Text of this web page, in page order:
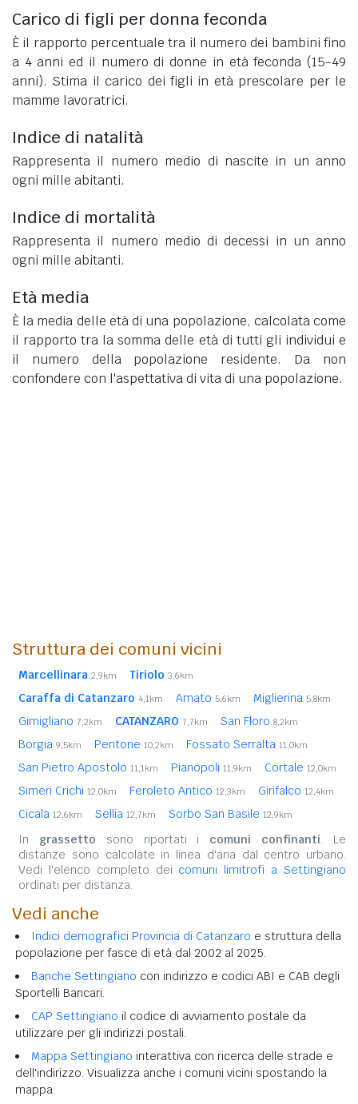
Carico di figli per donna feconda
È il rapporto percentuale tra il numero dei bambini fino
a 4 anni ed il numero di donne in età feconda (15-49
anni). Stima il carico dei figli in età prescolare per le
mamme lavoratrici.
Indice di natalità
Rappresenta il numero medio di nascite in un anno
ogni mille abitanti.
Indice di mortalità
Rappresenta il numero medio di decessi in un anno
ogni mille abitanti.
Età media
È la media delle età di una popolazione, calcolata come
il rapporto tra la somma delle età di tutti gli individui e
il numero della popolazione residente. Da non
confondere con l'aspettativa di vita di una popolazione.
Struttura dei comuni vicini
Marcellinara 2,9km Tiriolo 3,6km
Caraffa di Catanzaro 4,1km Amato 5,6km Miglierina 5,8km
Gimigliano 7,2km CATANZARO 7,7km San Floro 8,2km
Borgia 9,5km Pentone 10,2km Fossato Serralta 11,0km
San Pietro Apostolo 11,1km Pianopoli 11,9km Cortale 12,0km
Simeri Crichi 12,0km Feroleto Antico 12,3km Girifalco 12,4km
Cicala 12,6km Sellia 12,7km Sorbo San Basile 12,9km
In grassetto sono riportati i comuni confinanti. Le
distanze sono calcolate in linea d'aria dal centro urbano.
Vedi l'elenco completo dei comuni limitrofi a Settingiano
ordinati per distanza.
Vedi anche
Indici demografici Provincia di Catanzaro e struttura della
popolazione per fasce di età dal 2002 al 2025.
Banche Settingiano con indirizzo e codici ABI e CAB degli
Sportelli Bancari.
CAP Settingiano il codice di avviamento postale da
utilizzare per gli indirizzi postali.
Mappa Settingiano interattiva con ricerca delle strade e
dell'indirizzo. Visualizza anche i comuni vicini spostando la
mappa.